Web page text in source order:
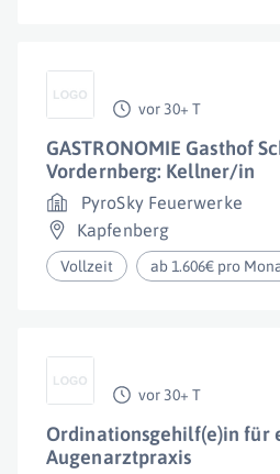
vor 30+ T
GASTRONOMIE Gasthof
Vordernberg: Kellner/in
PyroSky Feuerwerke
Kapfenberg
Vollzeit ab 1.606€ pro
vor 30+ T
Ordinationsgehilf(e)in für
Augenarztpraxis